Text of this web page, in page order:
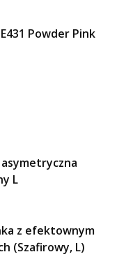
Powder Pink
L
z efektownym
(Szafirowy, L)